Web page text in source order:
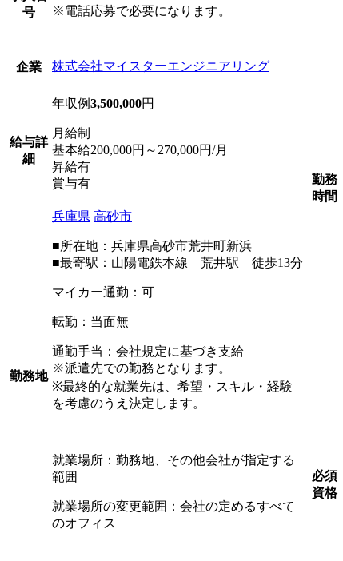
号
※電話応募で必要になります。
企業 株式会社マイスターエンジニアリング
給与詳
細
年収例3,500,000円
月給制
基本給200,000円～270,000円/月
昇給有
賞与有
勤務地
兵庫県 高砂市
■所在地：兵庫県高砂市荒井町新浜
■最寄駅：山陽電鉄本線 荒井駅 徒歩13分
マイカー通勤：可
転勤：当面無
通勤手当：会社規定に基づき支給
※派遣先での勤務となります。
※最終的な就業先は、希望・スキル・経験
を考慮のうえ決定します。
就業場所：勤務地、その他会社が指定する
範囲
就業場所の変更範囲：会社の定めるすべて
のオフィス
勤務
時間
必須
資格